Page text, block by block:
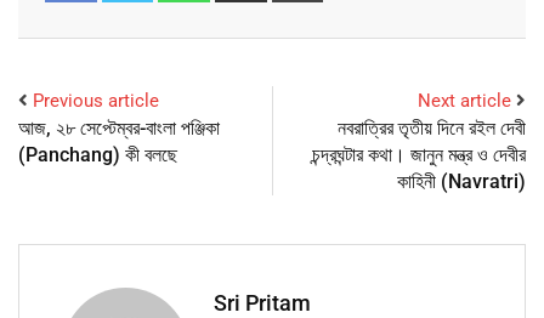
Previous article
আজ, ২৮ সেপ্টেম্বর-বাংলা পঞ্জিকা
(Panchang) কী বলছে
Next article
নবরাত্রির তৃতীয় দিনে রইল দেবী
চন্দ্রঘন্টার কথা। জানুন মন্ত্র ও দেবীর
কাহিনী (Navratri)
Sri Pritam